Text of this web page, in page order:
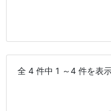
全 4 件中 1 ～4 件を表